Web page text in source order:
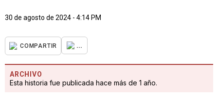
30 de agosto de 2024 - 4:14 PM
COMPARTIR ...
ARCHIVO
Esta historia fue publicada hace más de 1 año.